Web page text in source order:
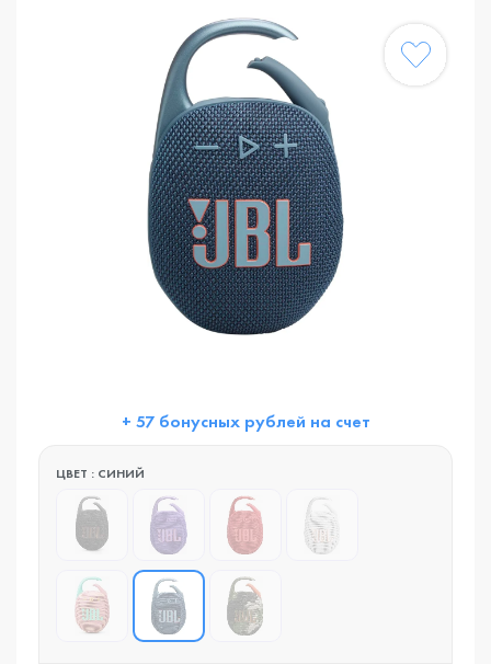
+ 57 бонусных рублей на счет
ЦВЕТ : СИНИЙ